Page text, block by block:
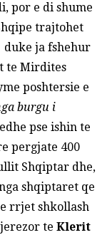
por e di shume
trajtohet
duke ja fshehur
te Mirdites
poshtersie e
burgu i
pse ishin te
pergjate 400
Shqiptar dhe,
shqiptaret qe
rrjet shkollash
te Klerit